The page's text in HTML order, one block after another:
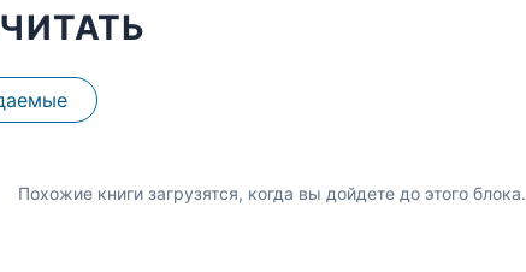
Похожие книги загрузятся, когда вы дойдете до этого блока.